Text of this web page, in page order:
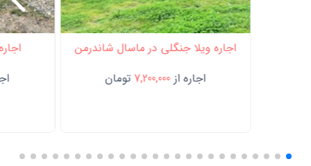
اجاره ویلا جنگلی در ماسال شاندرمن
اجاره از7,200,000 تومان